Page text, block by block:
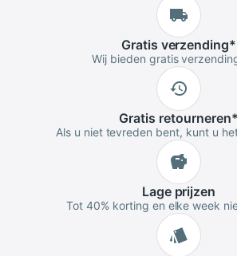
Gratis verzending*
Wij bieden gratis
Gratis retourneren*
Als u niet tevreden bent, kunt u
Lageprijzen
Tot 40% korting en elke week